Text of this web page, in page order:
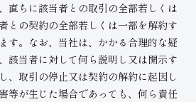
直ちに該当者との取引の全部若しくは
との契約の全部若しくは一部を解約す
す。なお、当社は、かかる合理的な疑
該当者に対して何ら説明し又は開示す
、取引の停止又は契約の解約に起因し
等が生じた場合であっても、何ら責任